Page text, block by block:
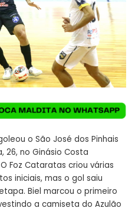
o São José dos Pinhais
26, no Ginásio Costa
Foz Cataratas criou várias
iniciais, mas o gol saiu
Biel marcou o primeiro
a camiseta do Azulão